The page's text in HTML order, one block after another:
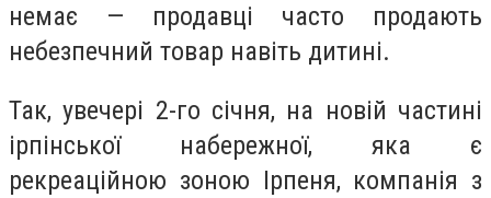
немає — продавці часто продають
небезпечний товар навіть дитині.
Так, увечері 2-го січня, на новій частині
ірпінської набережної, яка є
рекреаційною зоною Ірпеня, компанія з